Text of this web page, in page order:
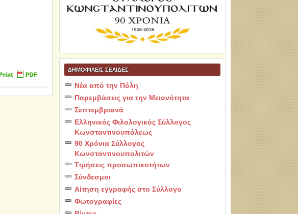
ΔΗΜΟΦΙΛΕΙΣ ΣΕΛΙΔΕΣ
Νέα από την Πόλη
Παρεμβάσεις για την Μειονότητα
Σεπτεμβριανά
Ελληνικός Φιλολογικός Σύλλογος
Κωνσταντινουπόλεως
90 Χρόνια Σύλλογος
Κωνσταντινουπολιτών
Τιμήσεις προσωπικοτήτων
Σύνδεσμοι
Αίτηση εγγραφής στο Σύλλογο
Φωτογραφίες